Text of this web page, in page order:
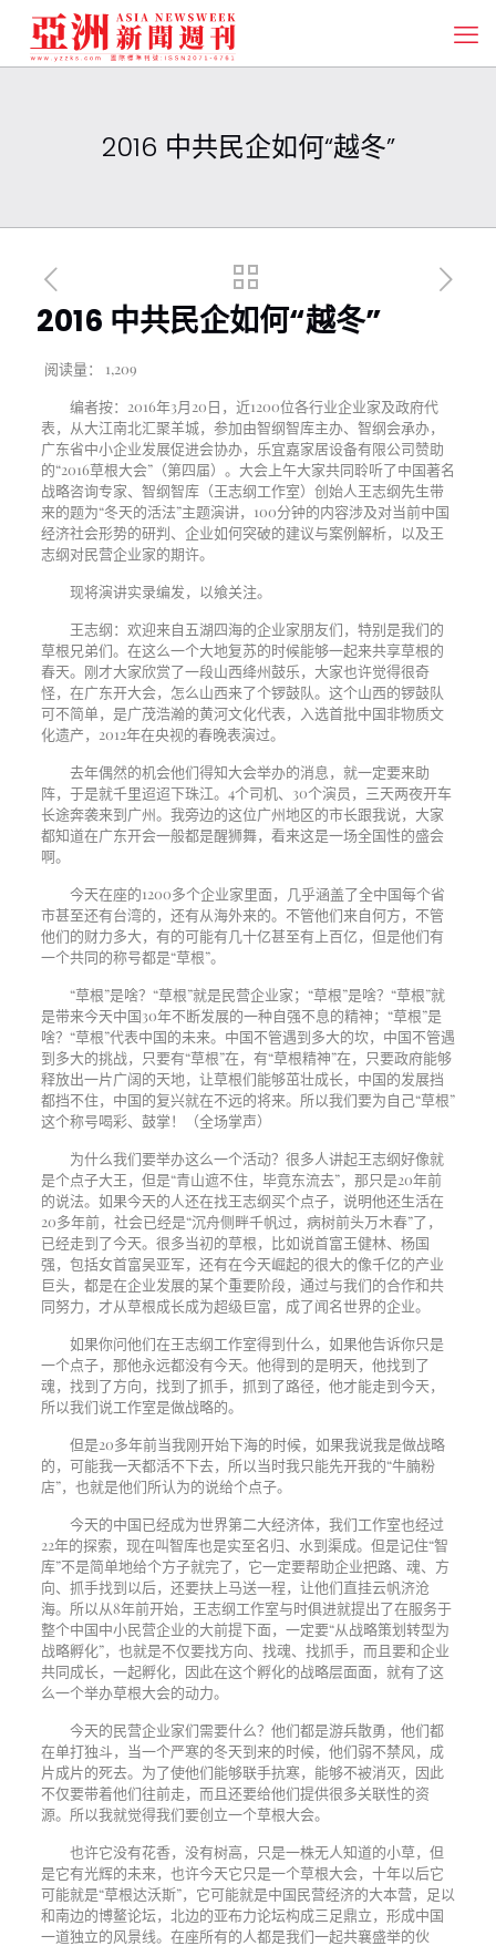
2016 中共民企如何“越冬”
2016 中共民企如何“越冬”
阅读量：
1,209
编者按： 2016年3月20日，近1200位各行业企业家及政府代
表，从大江南北汇聚羊城，参加由智纲智库主办、智纲会承办，
广东省中小企业发展促进会协办，乐宜嘉家居设备有限公司赞助
的“2016草根大会”（第四届）。大会上午大家共同聆听了中国著名
战略咨询专家、智纲智库（王志纲工作室）创始人王志纲先生带
来的题为“冬天的活法”主题演讲， 100分钟的内容涉及对当前中国
经济社会形势的研判、企业如何突破的建议与案例解析，以及王
志纲对民营企业家的期许。
现将演讲实录编发，以飨关注。
王志纲：欢迎来自五湖四海的企业家朋友们，特别是我们的
草根兄弟们。在这么一个大地复苏的时候能够一起来共享草根的
春天。刚才大家欣赏了一段山西绛州鼓乐，大家也许觉得很奇
怪，在广东开大会，怎么山西来了个锣鼓队。这个山西的锣鼓队
可不简单，是广茂浩瀚的黄河文化代表，入选首批中国非物质文
化遗产， 2012年在央视的春晚表演过。
去年偶然的机会他们得知大会举办的消息，就一定要来助
阵，于是就千里迢迢下珠江。 4个司机、 30个演员，三天两夜开车
长途奔袭来到广州。我旁边的这位广州地区的市长跟我说，大家
都知道在广东开会一般都是醒狮舞，看来这是一场全国性的盛会
啊。
今天在座的1200多个企业家里面，几乎涵盖了全中国每个省
市甚至还有台湾的，还有从海外来的。不管他们来自何方，不管
他们的财力多大，有的可能有几十亿甚至有上百亿，但是他们有
一个共同的称号都是“草根”。
“草根”是啥？“草根”就是民营企业家；“草根”是啥？“草根”就
是带来今天中国30年不断发展的一种自强不息的精神；“草根”是
啥？“草根”代表中国的未来。中国不管遇到多大的坎，中国不管遇
到多大的挑战，只要有“草根”在，有“草根精神”在，只要政府能够
释放出一片广阔的天地，让草根们能够茁壮成长，中国的发展挡
都挡不住，中国的复兴就在不远的将来。所以我们要为自己“草根”
这个称号喝彩、鼓掌！（全场掌声）
为什么我们要举办这么一个活动？很多人讲起王志纲好像就
是个点子大王，但是“青山遮不住，毕竟东流去”，那只是20年前
的说法。如果今天的人还在找王志纲买个点子，说明他还生活在
20多年前，社会已经是“沉舟侧畔千帆过，病树前头万木春”了，
已经走到了今天。很多当初的草根，比如说首富王健林、杨国
强，包括女首富吴亚军，还有在今天崛起的很大的像千亿的产业
巨头，都是在企业发展的某个重要阶段，通过与我们的合作和共
同努力，才从草根成长成为超级巨富，成了闻名世界的企业。
如果你问他们在王志纲工作室得到什么，如果他告诉你只是
一个点子，那他永远都没有今天。他得到的是明天，他找到了
魂，找到了方向，找到了抓手，抓到了路径，他才能走到今天，
所以我们说工作室是做战略的。
但是20多年前当我刚开始下海的时候，如果我说我是做战略
的，可能我一天都活不下去，所以当时我只能先开我的“牛腩粉
店”，也就是他们所认为的说给个点子。
今天的中国已经成为世界第二大经济体，我们工作室也经过
22年的探索，现在叫智库也是实至名归、水到渠成。但是记住“智
库”不是简单地给个方子就完了，它一定要帮助企业把路、魂、方
向、抓手找到以后，还要扶上马送一程，让他们直挂云帆济沧
海。所以从8年前开始，王志纲工作室与时俱进就提出了在服务于
整个中国中小民营企业的大前提下面，一定要“从战略策划转型为
战略孵化”，也就是不仅要找方向、找魂、找抓手，而且要和企业
共同成长，一起孵化，因此在这个孵化的战略层面面，就有了这
么一个举办草根大会的动力。
今天的民营企业家们需要什么？他们都是游兵散勇，他们都
在单打独斗，当一个严寒的冬天到来的时候，他们弱不禁风，成
片成片的死去。为了使他们能够联手抗寒，能够不被消灭，因此
不仅要带着他们往前走，而且还要给他们提供很多关联性的资
源。所以我就觉得我们要创立一个草根大会。
也许它没有花香，没有树高，只是一株无人知道的小草，但
是它有光辉的未来，也许今天它只是一个草根大会，十年以后它
可能就是“草根达沃斯”，它可能就是中国民营经济的大本营，足以
和南边的博鳌论坛，北边的亚布力论坛构成三足鼎立，形成中国
一道独立的风景线。在座所有的人都是我们一起共襄盛举的伙